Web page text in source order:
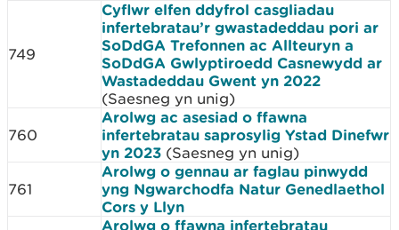
749
Cyflwr elfen ddyfrol casgliadau
infertebratau’r gwastadeddau pori ar
SoDdGA Trefonnen ac Allteuryn a
SoDdGA Gwlyptiroedd Casnewydd ar
Wastadeddau Gwent yn 2022
(Saesneg yn unig)
760
Arolwg ac asesiad o ffawna
infertebratau saprosylig Ystad Dinefwr
yn 2023 (Saesneg yn unig)
761
Arolwg o gennau ar faglau pinwydd
yng Ngwarchodfa Natur Genedlaethol
Cors y Llyn
Arolwg o ffawna infertebratau